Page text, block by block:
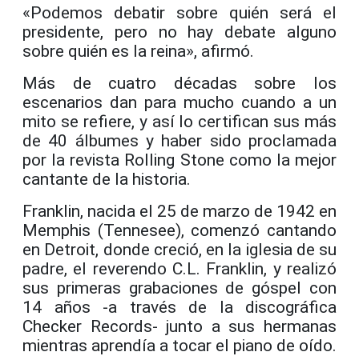
«Podemos debatir sobre quién será el
presidente, pero no hay debate alguno
sobre quién es la reina», afirmó.
Más de cuatro décadas sobre los
escenarios dan para mucho cuando a un
mito se refiere, y así lo certifican sus más
de 40 álbumes y haber sido proclamada
por la revista Rolling Stone como la mejor
cantante de la historia.
Franklin, nacida el 25 de marzo de 1942 en
Memphis (Tennesee), comenzó cantando
en Detroit, donde creció, en la iglesia de su
padre, el reverendo C.L. Franklin, y realizó
sus primeras grabaciones de góspel con
14 años -a través de la discográfica
Checker Records- junto a sus hermanas
mientras aprendía a tocar el piano de oído.